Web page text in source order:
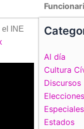
el INE
Al día
Cultura
Discursos
Especiales
Estados